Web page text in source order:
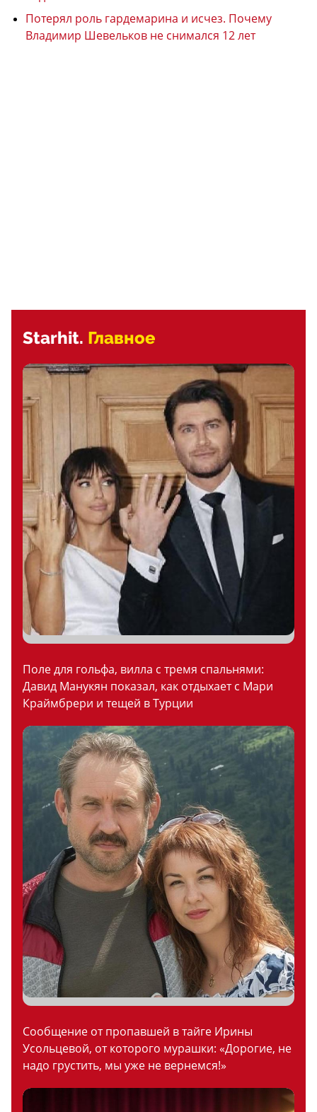
Потерял роль гардемарина и исчез. Почему
Владимир Шевельков не снимался 12 лет
Starhit. Главное
Поле для гольфа, вилла с тремя спальнями:
Давид Манукян показал, как отдыхает с Мари
Краймбрери и тещей в Турции
Сообщение от пропавшей в тайге Ирины
Усольцевой, от которого мурашки: «Дорогие, не
надо грустить, мы уже не вернемся!»